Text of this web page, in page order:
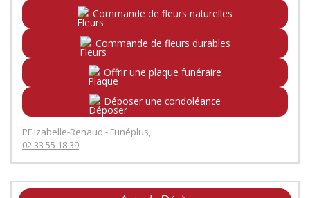
Commande de fleurs naturelles
Commande de fleurs durables
Offrir une plaque funéraire
Déposer une condoléance
PF Izabelle-Renaud - Funéplus,
02 33 55 18 39